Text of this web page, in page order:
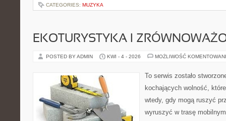
CATEGORIES: MUZYKA
EKOTURYSTYKA I
POSTED BY ADMIN KWI - 4 - 2026 MOŻLIWOŚĆ
To serwis zostało
kochających wolność,
wtedy, gdy mogą ruszyć
wyruszyć w trasę